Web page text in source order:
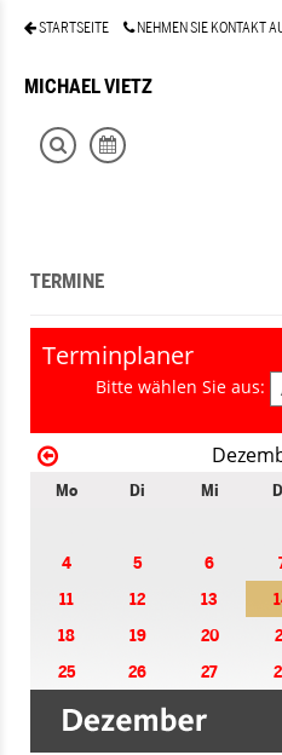
STARTSEITE NEHMEN SIE KONTAKT
MICHAEL VIETZ
TERMINE
Terminplaner
Bitte wählen Sie aus:
Mo Di Mi
4
5 6
11
12 13
18
19 20
25
26 27